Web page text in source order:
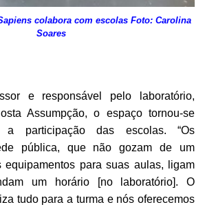
colabora com escolas Foto: Carolina
Soares
e responsável pelo laboratório,
Assumpção, o espaço tornou-se
a participação das escolas. “Os
pública, que não gozam de um
equipamentos para suas aulas, ligam
um horário [no laboratório]. O
tudo para a turma e nós oferecemos